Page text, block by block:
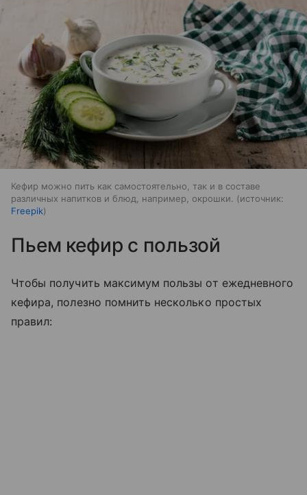
Кефир можно пить как самостоятельно, так и в составе
различных напитков и блюд, например, окрошки.
источник:
Freepik
Пьем кефир с пользой
Чтобы получить максимум пользы от ежедневного
кефира, полезно помнить несколько простых
правил: